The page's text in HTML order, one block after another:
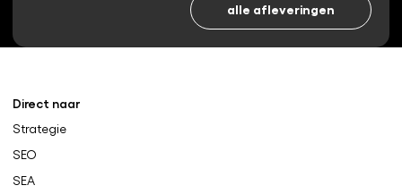
alle afleveringen
Direct naar
Strategie
SEO
SEA